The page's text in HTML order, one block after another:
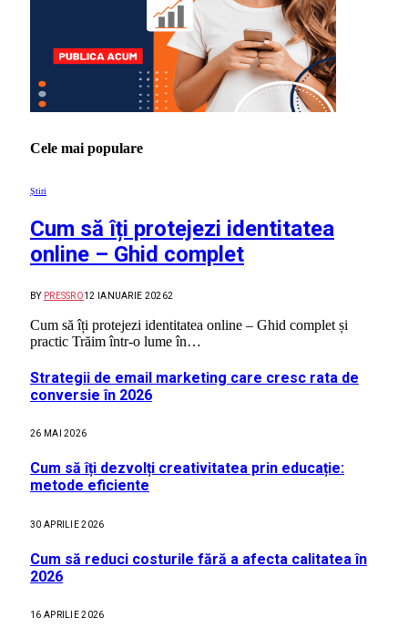
Cele mai populare
Știri
Cum să îți protejezi identitatea
online – Ghid complet
BY PRESSRO12 IANUARIE 20262
Cum să îți protejezi identitatea online – Ghid complet și
practic Trăim într-o lume în…
Strategii de email marketing care cresc rata de
conversie în 2026
26 MAI 2026
Cum să îți dezvolți creativitatea prin educație:
metode eficiente
30 APRILIE 2026
Cum să reduci costurile fără a afecta calitatea în
2026
16 APRILIE 2026